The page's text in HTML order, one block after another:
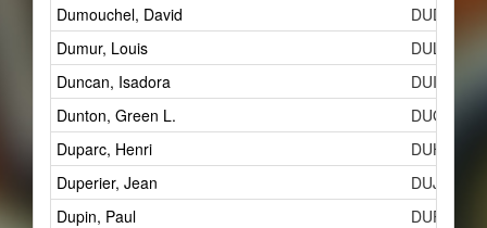
Dumouchel, David
DUD
Dumur, Louis
DUL
Duncan, Isadora
DUI
Dunton, Green L.
DUG
Duparc, Henri
DUH
Duperier, Jean
DUJa
Dupin, Paul
DUPb